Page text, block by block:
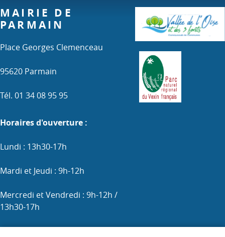
MAIRIE DE
PARMAIN
Place Georges Clemenceau
95620 Parmain
Tél. 01 34 08 95 95
Horaires d'ouverture :
Lundi : 13h30-17h
Mardi et Jeudi : 9h-12h
Mercredi et Vendredi : 9h-12h /
13h30-17h